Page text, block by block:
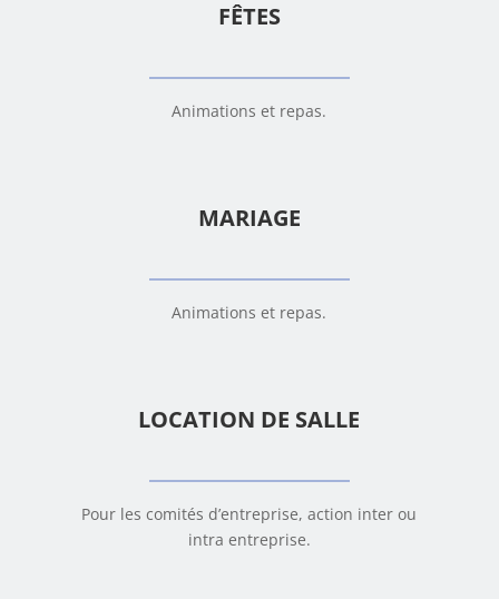
FÊTES
Animations et repas.
MARIAGE
Animations et repas.
LOCATION DE SALLE
Pour les comités d’entreprise, action inter ou
intra entreprise.